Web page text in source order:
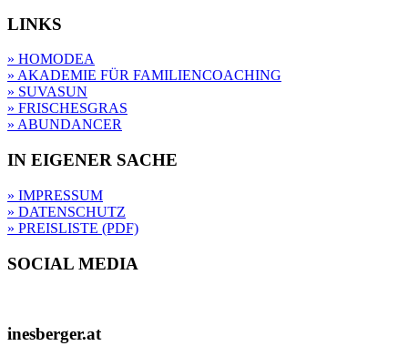
LINKS
» HOMODEA
» AKADEMIE FÜR FAMILIENCOACHING
» SUVASUN
» FRISCHESGRAS
» ABUNDANCER
IN EIGENER SACHE
» IMPRESSUM
» DATENSCHUTZ
» PREISLISTE (PDF)
SOCIAL MEDIA
inesberger.at